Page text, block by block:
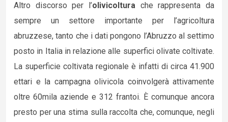
Altro discorso per l’olivicoltura che rappresenta da
sempre un settore importante per l’agricoltura
abruzzese, tanto che i dati pongono l’Abruzzo al settimo
posto in Italia in relazione alle superfici olivate coltivate.
La superficie coltivata regionale è infatti di circa 41.900
ettari e la campagna olivicola coinvolgerà attivamente
oltre 60mila aziende e 312 frantoi. È comunque ancora
presto per una stima sulla raccolta che, comunque, negli